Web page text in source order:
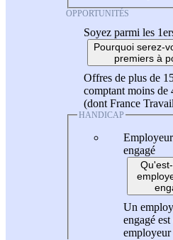
OPPORTUNITÉS
Soyez parmi les
Pourquoi serez-
premiers à
Offres de plus de
comptant moins de
(dont France
HANDICAP
engagé
Un
engagé